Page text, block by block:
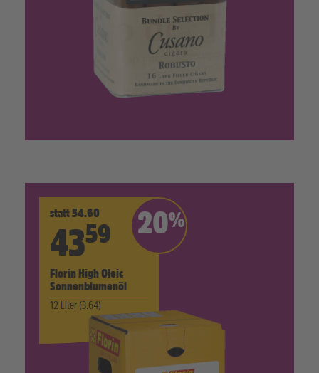
20%
statt 54.60
4359
Florin High Oleic
Sonnenblumenöl
12 Liter (3.64)